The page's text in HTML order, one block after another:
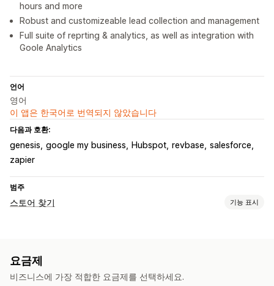
hours and more
Robust and customizeable lead collection and management
Full suite of reprting & analytics, as well as integration with
Goole Analytics
언어
영어
이 앱은 한국어로 번역되지 않았습니다
다음과 호환:
genesis google my business Hubspot revbase salesforce
zapier
범주
스토어 찾기 기능 표시
사용자 지정 브랜딩
이미지
동영상 사용자 지정 필드 여러 언어
요금제
비즈니스에 가장 적합한 요금제를 선택하세요.